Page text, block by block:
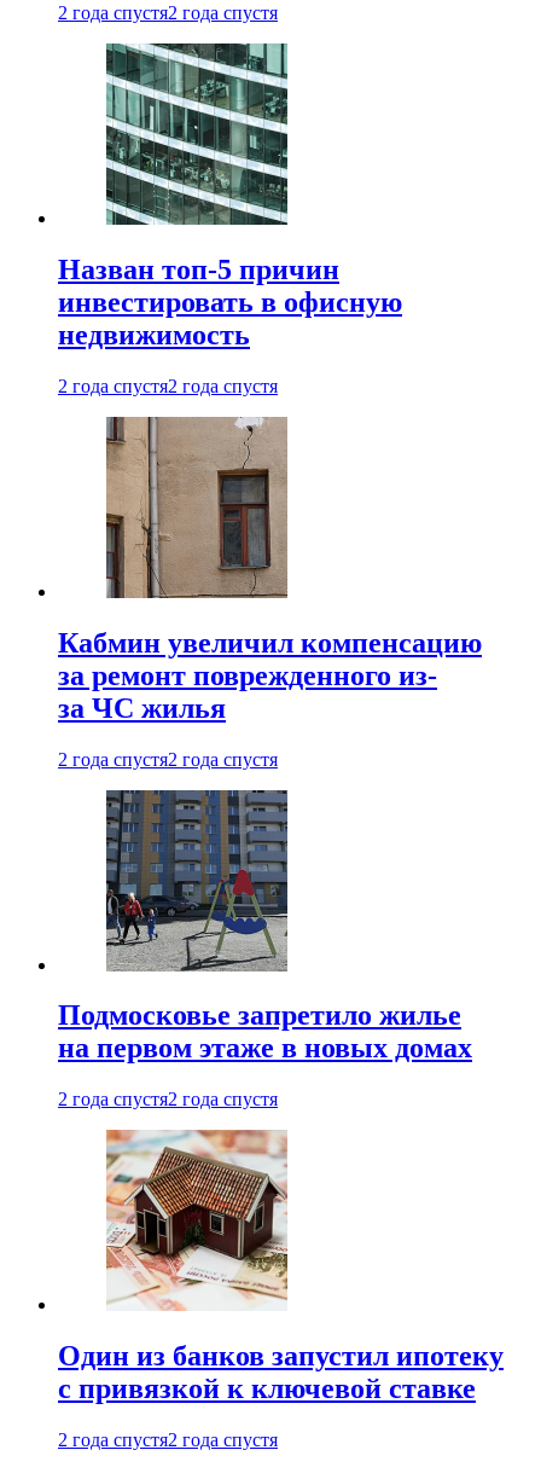
2 года спустя2 года спустя
Назван топ-5 причин
инвестировать в офисную
недвижимость
2 года спустя2 года спустя
Кабмин увеличил компенсацию
за ремонт поврежденного из-
за ЧС жилья
2 года спустя2 года спустя
Подмосковье запретило жилье
на первом этаже в новых домах
2 года спустя2 года спустя
Один из банков запустил ипотеку
с привязкой к ключевой ставке
2 года спустя2 года спустя